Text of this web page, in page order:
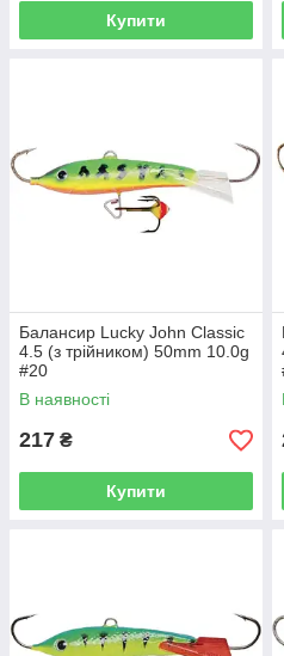
Купити
Балансир Lucky John Classic
4.5 (з трійником) 50mm 10.0g
#20
В наявності
217 ₴
Купити